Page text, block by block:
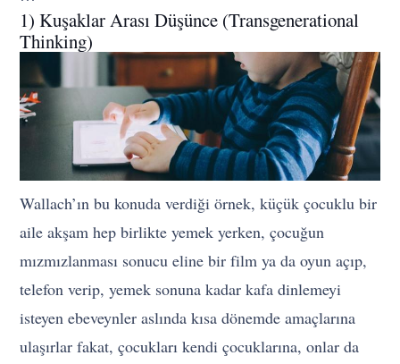
1) Kuşaklar Arası Düşünce (Transgenerational
Thinking)
Wallach’ın bu konuda verdiği örnek, küçük çocuklu bir
aile akşam hep birlikte yemek yerken, çocuğun
mızmızlanması sonucu eline bir film ya da oyun açıp,
telefon verip, yemek sonuna kadar kafa dinlemeyi
isteyen ebeveynler aslında kısa dönemde amaçlarına
ulaşırlar fakat, çocukları kendi çocuklarına, onlar da